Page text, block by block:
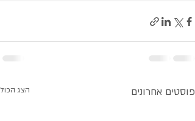
פוסטים אחרונים הצג הכול